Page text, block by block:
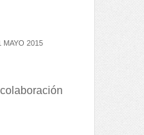
MAYO 2015